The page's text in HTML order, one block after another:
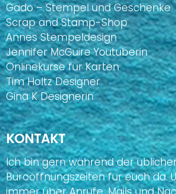
Gado – Stempel und Geschenke
Scrap and Stamp-Shop
Annes Stempeldesign
Jennifer McGuire Youtuberin
Onlinekurse für Karten
Tim Holtz Designer
Gina K Designerin
KONTAKT
Ich bin gern während der
Büroöffnungszeiten für euch da.